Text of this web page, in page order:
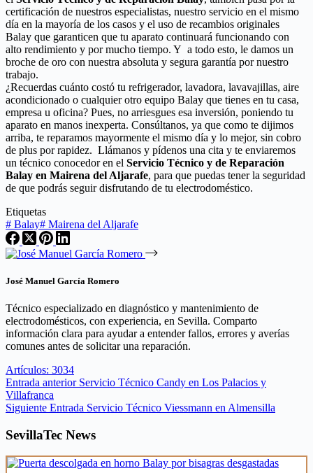
certificación de nuestros especialistas, nuestro servicio en el mismo
día en la mayoría de los casos y el uso de recambios originales
Balay que garanticen que tu aparato continuará funcionando con
alto rendimiento y por mucho tiempo. Y a todo esto, le damos un
broche de oro con nuestra absoluta y segura garantía por nuestro
trabajo.
¿Recuerdas cuánto costó tu refrigerador, lavadora, lavavajillas, aire
acondicionado o cualquier otro equipo Balay que tienes en tu casa,
empresa u oficina? Pues, no arriesgues esa inversión, poniendo tu
aparato en manos inexperta. Consúltanos, ya que como te dijimos
arriba, te reparamos mayormente el mismo día y lo mejor, sin cobro
de plus por rapidez. Llámanos y pídenos una cita y te enviaremos
un técnico conocedor en el Servicio Técnico y de Reparación
Balay en Mairena del Aljarafe, para que puedas tener la seguridad
de que podrás seguir disfrutando de tu electrodoméstico.
Etiquetas
# Balay# Mairena del Aljarafe
José Manuel García Romero
Técnico especializado en diagnóstico y mantenimiento de
electrodomésticos, con experiencia, en Sevilla. Comparto
información clara para ayudar a entender fallos, errores y averías
comunes antes de solicitar una reparación.
Artículos: 3034
Entrada anterior Servicio Técnico Candy en Los Palacios y
Villafranca
Siguiente Entrada Servicio Técnico Viessmann en Almensilla
SevillaTec News